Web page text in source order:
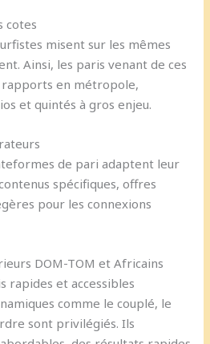
cotes
misent sur les mêmes
Ainsi, les paris venant de ces
en métropole,
et quintés à gros enjeu.
de pari adaptent leur
spécifiques, offres
pour les connexions
DOM-TOM et Africains
rapides et accessibles
comme le couplé, le
sont privilégiés. Ils